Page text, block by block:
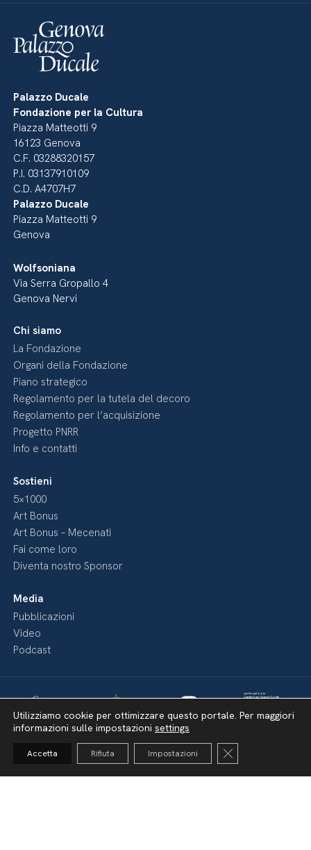
Palazzo Ducale
Fondazione per la Cultura
Piazza Matteotti 9
16123 Genova
C.F. 03288320157
P.I. 03137910109
C.D. A4707H7
Palazzo Ducale
Piazza Matteotti 9
Genova
Wolfsoniana
Via Serra Gropallo 4
Genova Nervi
Chi siamo
La Fondazione
Organi della Fondazione
Piano strategico
Regolamento per la tutela del decoro
Regolamento per l’acquisizione
Progetto PNRR
Info e contatti
Sostieni
5×1000
Art Bonus
Art Bonus – Mecenati
Fai come loro
Diventa nostro Sponsor
Media
Pubblicazioni
Video
Podcast
Utilizziamo cookie per ottimizzare questo portale. Per maggiori
informazioni sulle impostazioni settings
Accetta Rifiuta Impostazioni Close GDPR